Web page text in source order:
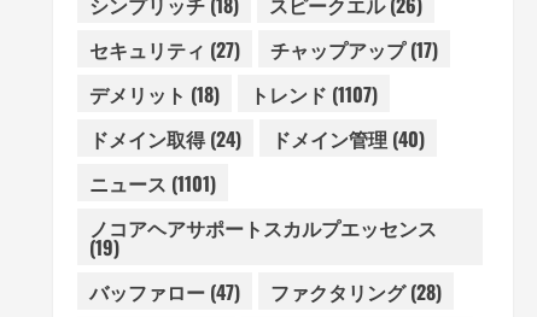
セキュリティ (27) チャップアップ(17)
デメリット (18) トレンド (1107)
ドメイン取得(24) ドメイン管理 (40)
ニュース (1101)
ノコアヘアサポートスカルプエッセンス
(19)
バッファロー(47) ファクタリング(28)